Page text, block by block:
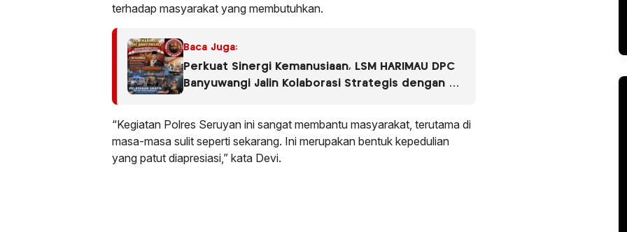
terhadap masyarakat yang membutuhkan.
Baca Juga:
Perkuat Sinergi Kemanusiaan, LSM HARIMAU DPC
Banyuwangi Jalin Kolaborasi Strategis dengan RS
“Kegiatan Polres Seruyan ini sangat membantu masyarakat, terutama di
masa-masa sulit seperti sekarang. Ini merupakan bentuk kepedulian
yang patut diapresiasi,” kata Devi.